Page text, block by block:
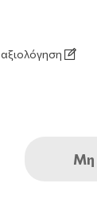
Μη